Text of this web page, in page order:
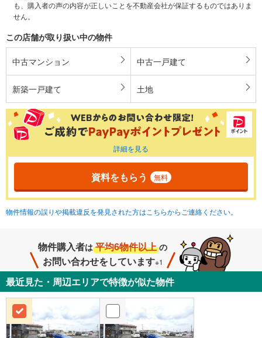
も、購入者の声の内容が正しいことを不動産会社が保証するものではありま
せん。
この店舗が取り扱い中の物件
中古マンション 中古一戸建て
新築一戸建て 土地
詳細を見る
資料をもらう 無料
物件情報の誤りや掲載違反を発見された方はこちらからご連絡ください。
物件購入者は 平均6物件以上 の
お問い合わせをしています※1
最近見た・周辺エリアで特徴が似た物件